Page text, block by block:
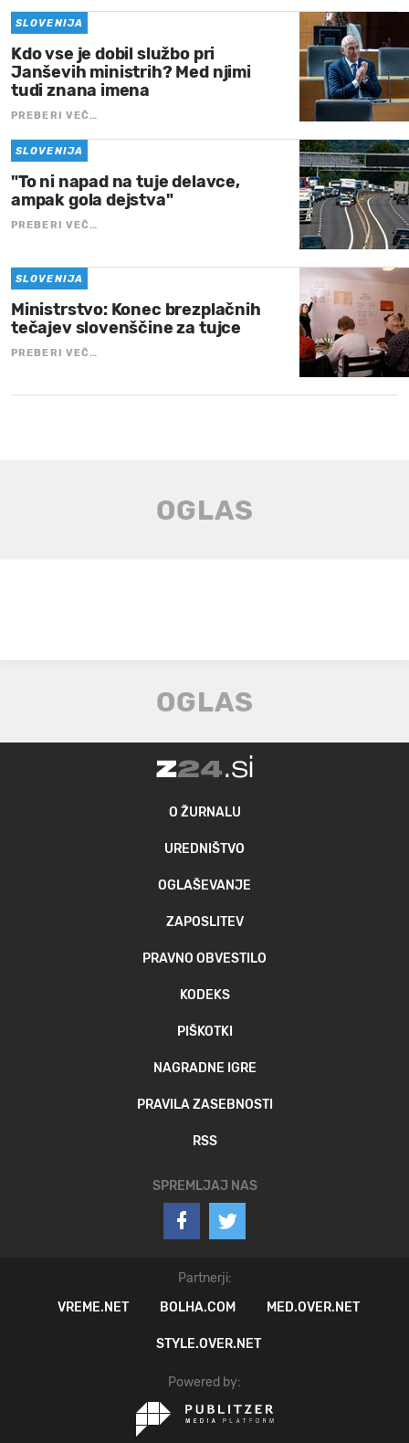
SLOVENIJA
Kdo vse je dobil službo pri
Janševih ministrih? Med njimi
tudi znana imena
PREBERI VEČ…
SLOVENIJA
"To ni napad na tuje delavce,
ampak gola dejstva"
PREBERI VEČ…
SLOVENIJA
Ministrstvo: Konec brezplačnih
tečajev slovenščine za tujce
PREBERI VEČ…
O ŽURNALU
UREDNIŠTVO
OGLAŠEVANJE
ZAPOSLITEV
PRAVNO OBVESTILO
KODEKS
PIŠKOTKI
NAGRADNE IGRE
PRAVILA ZASEBNOSTI
RSS
SPREMLJAJ NAS
Partnerji:
VREME.NET
BOLHA.COM MED.OVER.NET
STYLE.OVER.NET
Powered by: